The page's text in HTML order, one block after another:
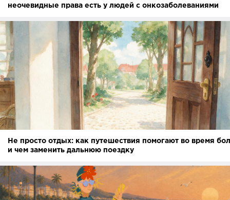
неочевидные права есть у людей с онкозаболеваниями
Не просто отдых: как путешествия помогают во время
и чем заменить дальнюю поездку